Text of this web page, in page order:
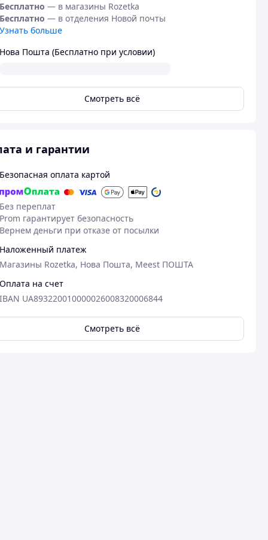
Бесплатно — в магазины Rozetka
Бесплатно — в отделения Новой почты
Узнать больше
Нова Пошта (Бесплатно при условии)
Смотреть всё
и гарантии
Безопасная оплата картой
Без переплат
Prom гарантирует безопасность
Вернем деньги при отказе от посылки
Наложенный платеж
Магазины Rozetka, Нова Пошта, Meest ПОШТА
Оплата на счет
IBAN UA893220010000026008320006844
Смотреть всё
06.08.2026
Андрей П.
Куплено на Prom.ua
Гарна якість
Марина Л.
Все добре